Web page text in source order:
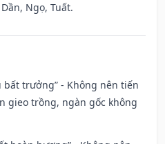
Ngọ, Tuất.
bất trưởng” - Không nên tiến
gieo trồng, ngàn gốc không